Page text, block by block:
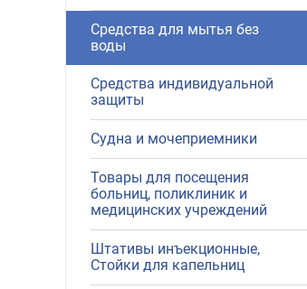
Средства для мытья без
воды
Средства индивидуальной
защиты
Судна и мочеприемники
Товары для посещения
больниц, поликлиник и
медицинских учреждений
Штативы инъекционные,
Стойки для капельниц